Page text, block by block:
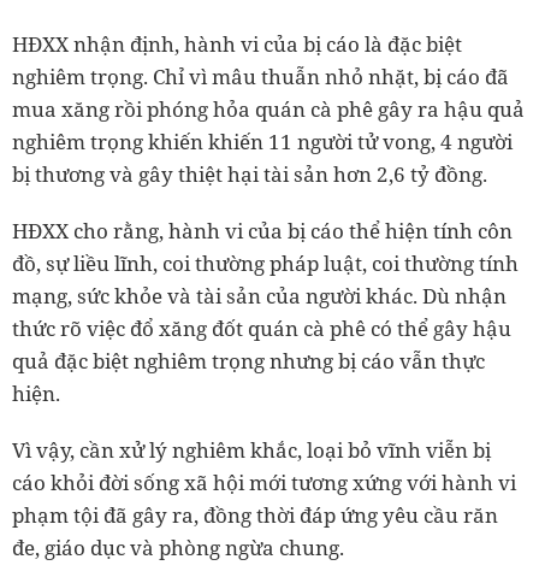
HĐXX nhận định, hành vi của bị cáo là đặc biệt
nghiêm trọng. Chỉ vì mâu thuẫn nhỏ nhặt, bị cáo đã
mua xăng rồi phóng hỏa quán cà phê gây ra hậu quả
nghiêm trọng khiến khiến 11 người tử vong, 4 người
bị thương và gây thiệt hại tài sản hơn 2,6 tỷ đồng.
HĐXX cho rằng, hành vi của bị cáo thể hiện tính côn
đồ, sự liều lĩnh, coi thường pháp luật, coi thường tính
mạng, sức khỏe và tài sản của người khác. Dù nhận
thức rõ việc đổ xăng đốt quán cà phê có thể gây hậu
quả đặc biệt nghiêm trọng nhưng bị cáo vẫn thực
hiện.
Vì vậy, cần xử lý nghiêm khắc, loại bỏ vĩnh viễn bị
cáo khỏi đời sống xã hội mới tương xứng với hành vi
phạm tội đã gây ra, đồng thời đáp ứng yêu cầu răn
đe, giáo dục và phòng ngừa chung.